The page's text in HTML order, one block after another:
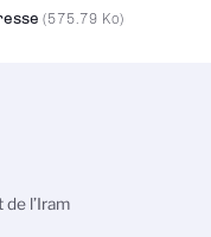
(575.79 Ko)
l’Iram